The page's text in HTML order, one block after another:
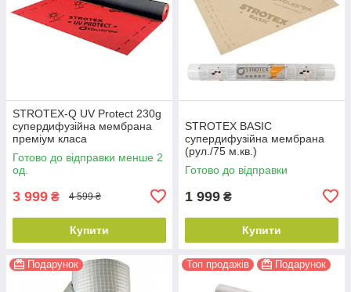
STROTEX-Q UV Protect 230g
супердифузійна мембрана
преміум класа
Готово до відправки менше 2
од.
3 999 ₴ 4 599 ₴
Купити
STROTEX BASIC
супердифузійна мембрана
(рул./75 м.кв.)
Готово до відправки
1 999 ₴
Купити
Подарунок Топ продажів Подарунок